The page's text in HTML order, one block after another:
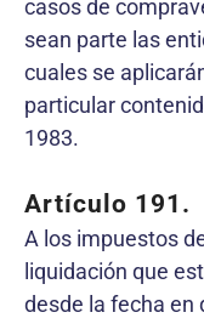
casos de
sean parte las
cuales se
particular
1983.
Artículo 191.
A los impuestos
liquidación que
desde la fecha en